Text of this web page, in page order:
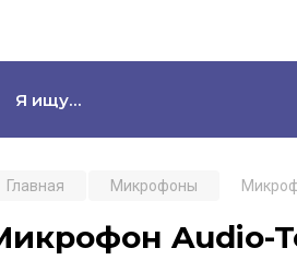
Главная Микрофоны
Audio-